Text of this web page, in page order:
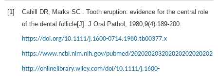
[1] Cahill DR Marks SC . Tooth eruption: evidence for the central role
of the dental follicle[J]. J Oral Pathol 1980 9(4):189-200.
https://doi.org/10.1111/j.1600-0714.1980.tb00377.x
https://www.ncbi.nlm.nih.gov/pubmed/
http://onlinelibrary.wiley.com/doi/10.1111/j.1600-